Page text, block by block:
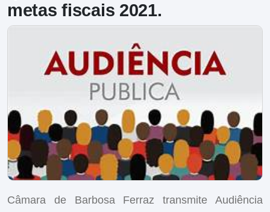
metas fiscais 2021.
Câmara de Barbosa Ferraz transmite Audiência